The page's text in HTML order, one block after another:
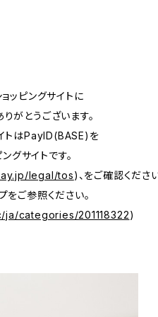
ッピングサイトに
がとうございます。
トはPayID(BASE)を
グサイトです。
legal/tos)、をご確認くださ
ご参照ください。
categories/201118322)